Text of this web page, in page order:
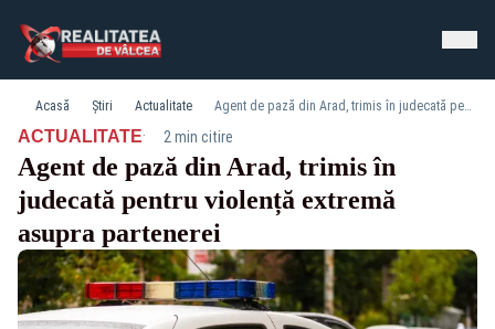
Acasă Știri Actualitate Agent de pază din Arad, trimis în judecată pentru violență extremă asupra partenerei
ACTUALITATE· 2 min citire
Agent de pază din Arad, trimis în
judecată pentru violență extremă
asupra partenerei